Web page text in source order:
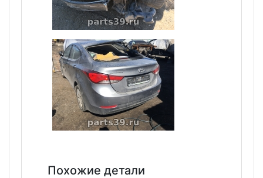
Похожие детали